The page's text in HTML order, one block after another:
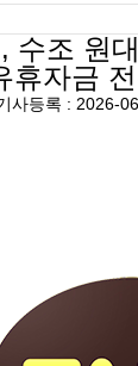
수조 원
휴자금
사등록 : 2026-